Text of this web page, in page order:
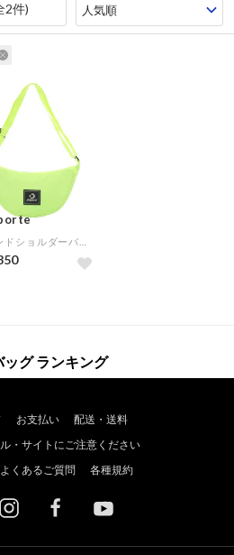
2件)
グ ランキング
お支払い
配送・送料
・サイトにご注意ください
よくあるご質問 各種規約